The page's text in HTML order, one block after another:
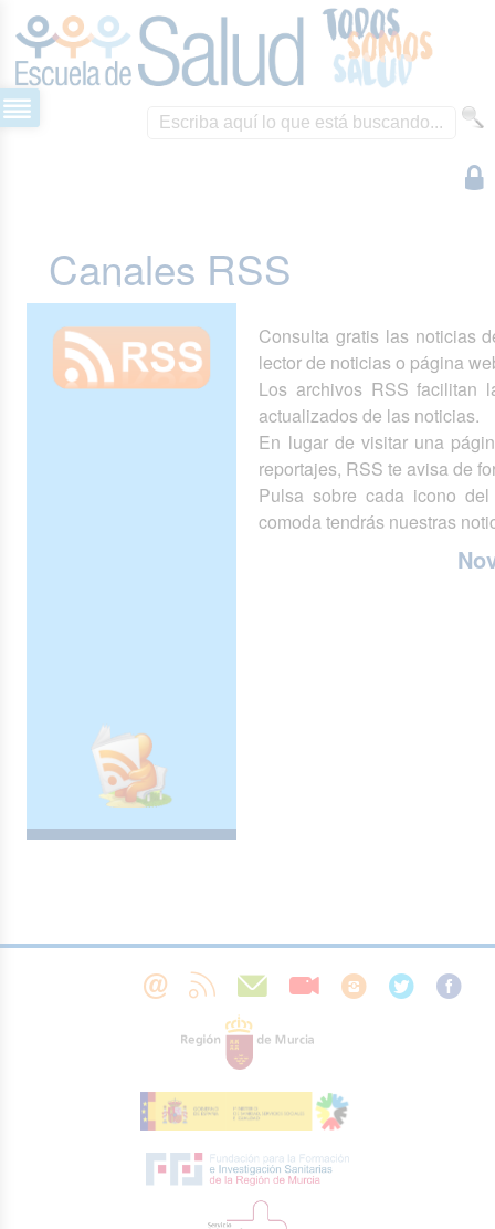
Canales RSS
Consulta gratis las noticias
lector de noticias o página
Los archivos RSS facilitan
actualizados de las noticias.
En lugar de visitar una
reportajes, RSS te avisa de
Pulsa sobre cada icono
comoda tendrás nuestras